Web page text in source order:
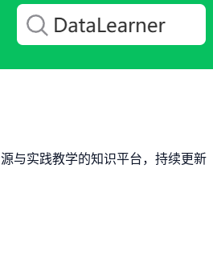
与实践教学的知识平台，持续更新